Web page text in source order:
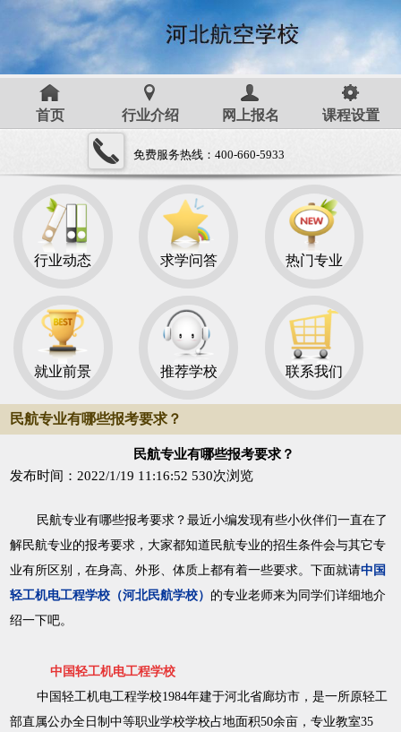
首页 行业介绍 网上报名 课程设置
免费服务热线：400-660-5933
行业动态 求学问答 热门专业
就业前景 推荐学校 联系我们
民航专业有哪些报考要求？
民航专业有哪些报考要求？
发布时间：2022/1/19 11:16:52530次浏览
民航专业有哪些报考要求？最近小编发现有些小伙伴们一直在了
解民航专业的报考要求，大家都知道民航专业的招生条件会与其它专
业有所区别，在身高、外形、体质上都有着一些要求。下面就请中国
轻工机电工程学校（河北民航学校） 的专业老师来为同学们详细地介
绍一下吧。
中国轻工机电工程学校
中国轻工机电工程学校1984年建于河北省廊坊市，是一所原轻工
部直属公办全日制中等职业学校学校占地面积50余亩，专业教室35